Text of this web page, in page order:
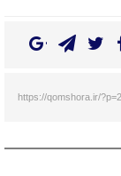
https://qomshora.ir/